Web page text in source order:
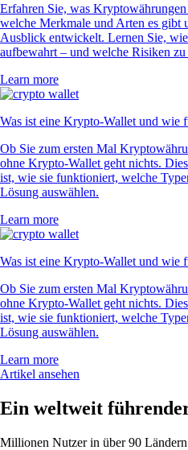
Erfahren Sie, was
welche Merkmale und Arten es gibt
Ausblick entwickelt. Lernen Sie,
aufbewahrt – und welche Risiken zu
Learn more
Was ist eine Krypto-Wallet und wie
Ob Sie zum ersten Mal
ohne Krypto-Wallet geht nichts.
ist, wie sie funktioniert, welche
Lösung auswählen.
Learn more
Was ist eine Krypto-Wallet und wie
Ob Sie zum ersten Mal
ohne Krypto-Wallet geht nichts.
ist, wie sie funktioniert, welche
Lösung auswählen.
Learn more
Artikel ansehen
Ein weltweit
Millionen Nutzer in über 90 Ländern